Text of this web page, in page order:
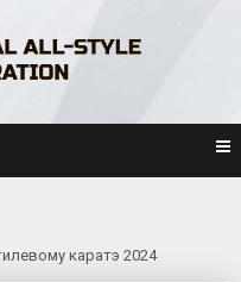
каратэ 2024